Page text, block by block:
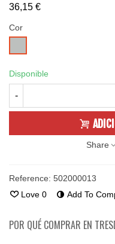
36,15 €
Cor
Disponible
-
Share
Reference: 502000013
Love 0 Add To
POR QUÉ COMPRAR EN